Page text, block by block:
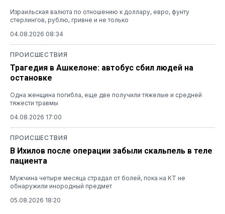
Израильская валюта по отношению к доллару, евро, фунту
стерлингов, рублю, гривне и не только
04.08.2026 08:34
ПРОИСШЕСТВИЯ
Трагедия в Ашкелоне: автобус сбил людей на
остановке
Одна женщина погибла, еще две получили тяжелые и средней
тяжести травмы
04.08.2026 17:00
ПРОИСШЕСТВИЯ
В Ихилов после операции забыли скальпель в теле
пациента
Мужчина четыре месяца страдал от болей, пока на КТ не
обнаружили инородный предмет
05.08.2026 18:20